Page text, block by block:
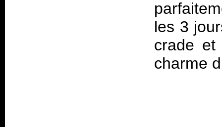
les 3
crade